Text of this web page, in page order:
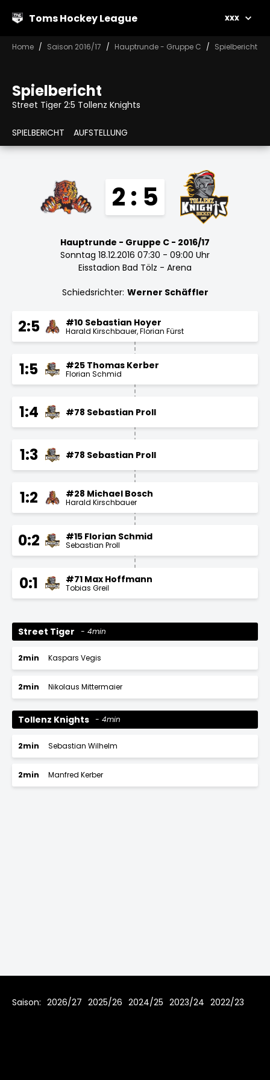
Toms Hockey League xxx
Home Saison 2016/17 Hauptrunde - Gruppe C Spielbericht
Spielbericht
Street Tiger 2:5 Tollenz Knights
SPIELBERICHT AUFSTELLUNG
2 : 5
Hauptrunde - Gruppe C - 2016/17
Sonntag 18.12.2016 07:30 - 09:00 Uhr
Eisstadion Bad Tölz - Arena
Schiedsrichter: Werner Schäffler
2:5 #10 Sebastian Hoyer
Harald Kirschbauer Florian Fürst
1:5 #25 Thomas Kerber
Florian Schmid
1:4 #78 Sebastian Proll
1:3 #78 Sebastian Proll
1:2 #28 Michael Bosch
Harald Kirschbauer
0:2 #15 Florian Schmid
Sebastian Proll
0:1 #71 Max Hoffmann
Tobias Greil
Street Tiger 4min
2min Kaspars Vegis
2min Nikolaus Mittermaier
Tollenz Knights 4min
2min Sebastian Wilhelm
2min Manfred Kerber
Saison: 2026/27 2025/26 2024/25 2023/24 2022/23